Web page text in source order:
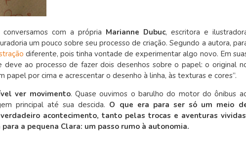
com a própria Marianne Dubuc, escritora e
um pouco sobre seu processo de criação. Segundo a autora,
diferente, pois tinha vontade de experimentar algo novo. Em
deve ao processo de fazer dois desenhos sobre o papel: o original
papel por cima e acrescentar o desenho à linha, às texturas e cores”.
ver movimento. Quase ouvimos o barulho do motor do ônibus
principal até sua descida. O que era para ser só um meio
acontecimento, tanto pelas trocas e aventuras
a pequena Clara: um passo rumo à autonomia.